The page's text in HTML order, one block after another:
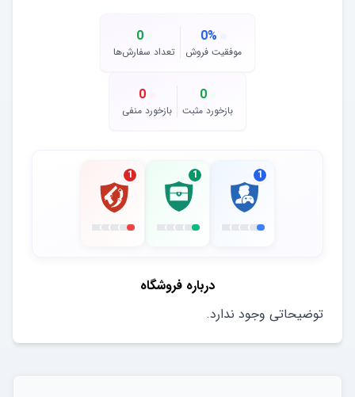
0%
موفقیت فروش
0
تعداد سفارش‌ها
0
بازخورد مثبت
0
بازخورد منفی
1
1
1
درباره فروشگاه
توضیحاتی وجود ندارد.